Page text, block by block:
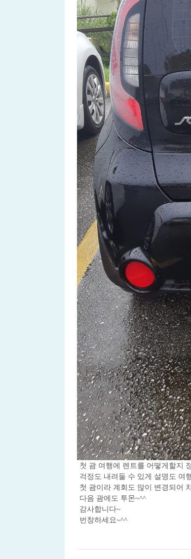
첫 괌 여행에 렌트를 어떻게할지
걱정도 내려둘 수 있게 설명도 여
첫 괌이라 계회도 많이 변경되어
다음 괌에도 투몬~^^
감사합니다~
번창하세요~^^